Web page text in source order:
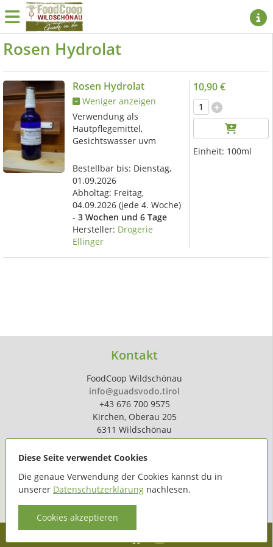
Rosen Hydrolat
Rosen Hydrolat
Weniger anzeigen
Verwendung als
Hautpflegemittel,
Gesichtswasser uvm
Bestellbar bis: Dienstag,
01.09.2026
Abholtag: Freitag,
04.09.2026(jede 4. Woche)
- 3 Wochen und 6 Tage
Hersteller: Drogerie
Ellinger
10,90 €
Einheit: 100ml
Kontakt
FoodCoop Wildschönau
info@guadsvodo.tirol
+43 676 700 9575
Kirchen, Oberau 205
6311 Wildschönau
powered byhoferdigital.at
Diese Seite verwendet Cookies
Die genaue Verwendung der Cookies kannst du in
unserer Datenschutzerklärungnachlesen.
Cookies akzeptieren